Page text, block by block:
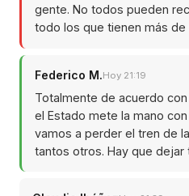
gente. No todos pueden
todo los que tienen más de
Federico M.Hoy 21:19
Totalmente de acuerdo
el Estado mete la mano
vamos a perder el tren de
tantos otros. Hay que dejar